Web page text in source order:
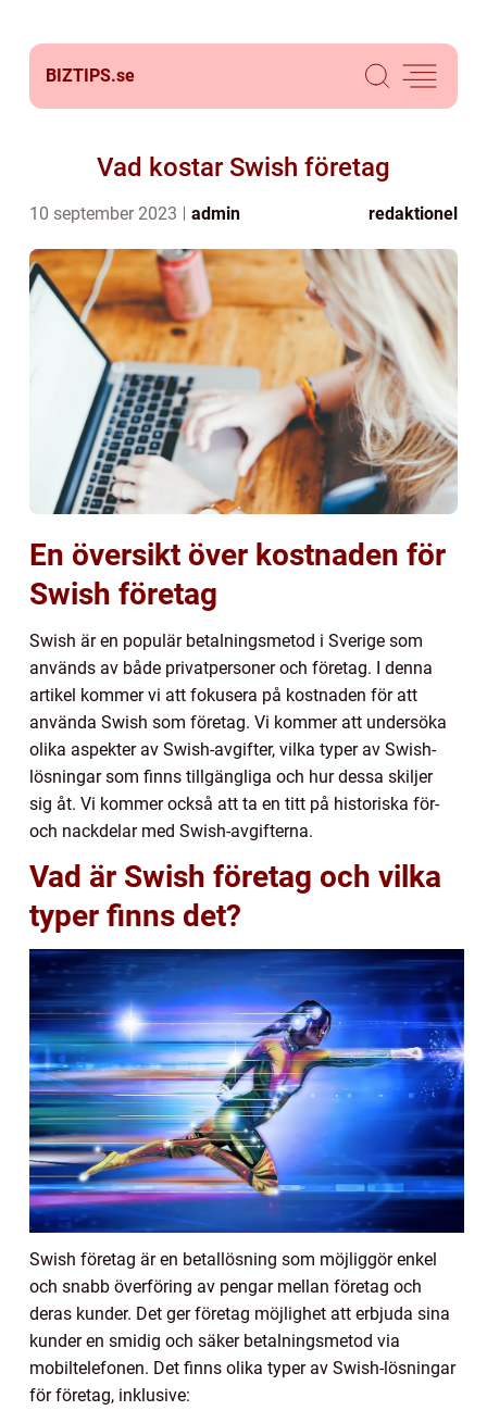
BIZTIPS.se
Vad kostar Swish företag
10 september 2023 admin redaktionel
En översikt över kostnaden för
Swish företag
Swish är en populär betalningsmetod i Sverige som
används av både privatpersoner och företag. I denna
artikel kommer vi att fokusera på kostnaden för att
använda Swish som företag. Vi kommer att undersöka
olika aspekter av Swish-avgifter, vilka typer av Swish-
lösningar som finns tillgängliga och hur dessa skiljer
sig åt. Vi kommer också att ta en titt på historiska för-
och nackdelar med Swish-avgifterna.
Vad är Swish företag och vilka
typer finns det?
Swish företag är en betallösning som möjliggör enkel
och snabb överföring av pengar mellan företag och
deras kunder. Det ger företag möjlighet att erbjuda sina
kunder en smidig och säker betalningsmetod via
mobiltelefonen. Det finns olika typer av Swish-lösningar
för företag, inklusive: